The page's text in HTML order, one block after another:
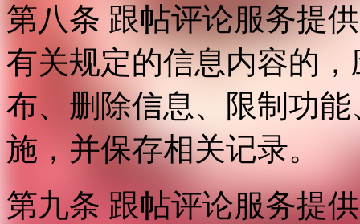
第八条 跟帖评论服务提
有关规定的信息内容的
布、删除信息、限制功
施，并保存相关记录。
第九条 跟帖评论服务提